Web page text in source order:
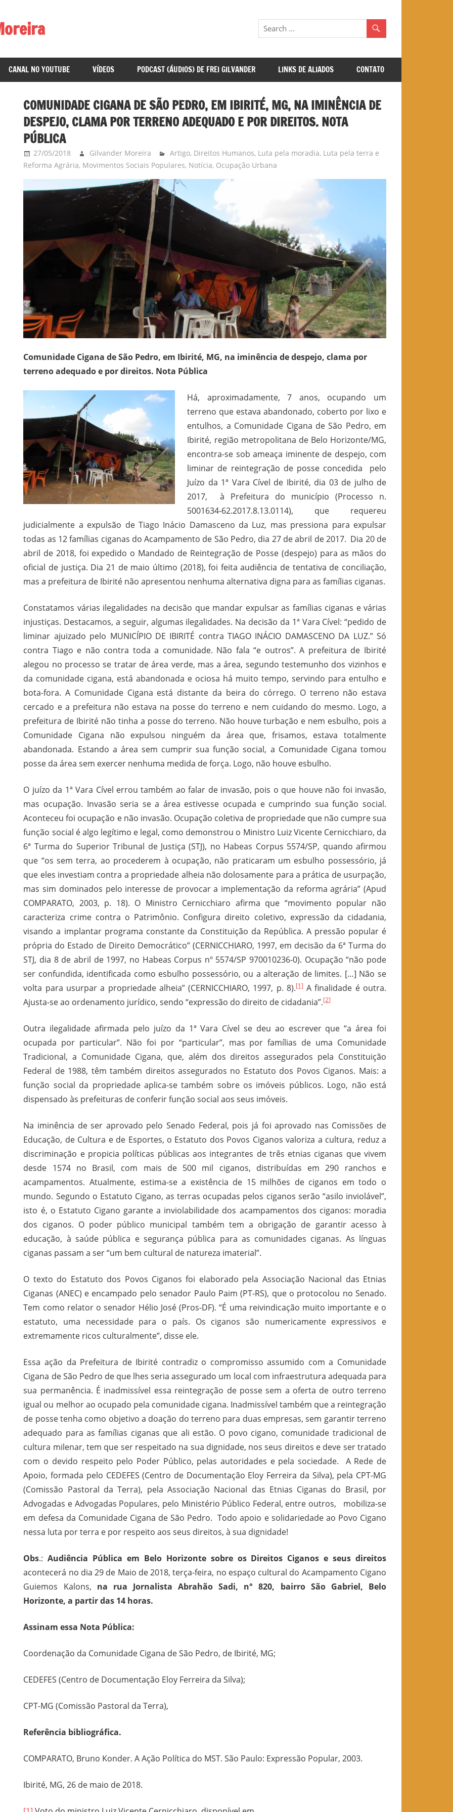
CANAL NO YOUTUBE VÍDEOS PODCAST (ÁUDIOS) DE FREI GILVANDER LINKS DE ALIADOS CONTATO
COMUNIDADE CIGANA DE SÃO PEDRO, EM IBIRITÉ, MG, NA IMINÊNCIA DE
DESPEJO, CLAMA POR TERRENO ADEQUADO E POR DIREITOS. NOTA
PÚBLICA
27/05/2018 Gilvander Moreira Artigo, Direitos Humanos, Luta pela moradia, Luta pela terra e
Reforma Agrária, Movimentos Sociais Populares, Notícia, Ocupação Urbana
Comunidade Cigana de São Pedro, em Ibirité, MG, na iminência de despejo, clama por
terreno adequado e por direitos. Nota Pública
Há, aproximadamente, 7 anos, ocupando um
terreno que estava abandonado, coberto por lixo e
entulhos, a Comunidade Cigana de São Pedro, em
Ibirité, região metropolitana de Belo Horizonte/MG,
encontra-se sob ameaça iminente de despejo, com
liminar de reintegração de posse concedida pelo
Juízo da 1ª Vara Cível de Ibirité, dia 03 de julho de
2017, à Prefeitura do município (Processo n.
5001634-62.2017.8.13.0114), que requereu
judicialmente a expulsão de Tiago Inácio Damasceno da Luz, mas pressiona para expulsar
todas as 12 famílias ciganas do Acampamento de São Pedro, dia 27 de abril de 2017. Dia 20 de
abril de 2018, foi expedido o Mandado de Reintegração de Posse (despejo) para as mãos do
oficial de justiça. Dia 21 de maio último (2018), foi feita audiência de tentativa de conciliação,
mas a prefeitura de Ibirité não apresentou nenhuma alternativa digna para as famílias ciganas.
Constatamos várias ilegalidades na decisão que mandar expulsar as famílias ciganas e várias
injustiças. Destacamos, a seguir, algumas ilegalidades. Na decisão da 1ª Vara Cível: “pedido de
liminar ajuizado pelo MUNICÍPIO DE IBIRITÉ contra TIAGO INÁCIO DAMASCENO DA LUZ.” Só
contra Tiago e não contra toda a comunidade. Não fala “e outros”. A prefeitura de Ibirité
alegou no processo se tratar de área verde, mas a área, segundo testemunho dos vizinhos e
da comunidade cigana, está abandonada e ociosa há muito tempo, servindo para entulho e
bota-fora. A Comunidade Cigana está distante da beira do córrego. O terreno não estava
cercado e a prefeitura não estava na posse do terreno e nem cuidando do mesmo. Logo, a
prefeitura de Ibirité não tinha a posse do terreno. Não houve turbação e nem esbulho, pois a
Comunidade Cigana não expulsou ninguém da área que, frisamos, estava totalmente
abandonada. Estando a área sem cumprir sua função social, a Comunidade Cigana tomou
posse da área sem exercer nenhuma medida de força. Logo, não houve esbulho.
O juízo da 1ª Vara Cível errou também ao falar de invasão, pois o que houve não foi invasão,
mas ocupação. Invasão seria se a área estivesse ocupada e cumprindo sua função social.
Aconteceu foi ocupação e não invasão. Ocupação coletiva de propriedade que não cumpre sua
função social é algo legítimo e legal, como demonstrou o Ministro Luiz Vicente Cernicchiaro, da
6ª Turma do Superior Tribunal de Justiça (STJ), no Habeas Corpus 5574/SP, quando afirmou
que “os sem terra, ao procederem à ocupação, não praticaram um esbulho possessório, já
que eles investiam contra a propriedade alheia não dolosamente para a prática de usurpação,
mas sim dominados pelo interesse de provocar a implementação da reforma agrária” (Apud
COMPARATO, 2003, p. 18). O Ministro Cernicchiaro afirma que “movimento popular não
caracteriza crime contra o Patrimônio. Configura direito coletivo, expressão da cidadania,
visando a implantar programa constante da Constituição da República. A pressão popular é
própria do Estado de Direito Democrático” (CERNICCHIARO, 1997, em decisão da 6ª Turma do
STJ, dia 8 de abril de 1997, no Habeas Corpus nº 5574/SP 970010236-0). Ocupação “não pode
ser confundida, identificada como esbulho possessório, ou a alteração de limites. […] Não se
volta para usurpar a propriedade alheia” (CERNICCHIARO, 1997, p. 8).[1] A finalidade é outra.
Ajusta-se ao ordenamento jurídico, sendo “expressão do direito de cidadania”.[2]
Outra ilegalidade afirmada pelo juízo da 1ª Vara Cível se deu ao escrever que “a área foi
ocupada por particular”. Não foi por “particular”, mas por famílias de uma Comunidade
Tradicional, a Comunidade Cigana, que, além dos direitos assegurados pela Constituição
Federal de 1988, têm também direitos assegurados no Estatuto dos Povos Ciganos. Mais: a
função social da propriedade aplica-se também sobre os imóveis públicos. Logo, não está
dispensado às prefeituras de conferir função social aos seus imóveis.
Na iminência de ser aprovado pelo Senado Federal, pois já foi aprovado nas Comissões de
Educação, de Cultura e de Esportes, o Estatuto dos Povos Ciganos valoriza a cultura, reduz a
discriminação e propicia políticas públicas aos integrantes de três etnias ciganas que vivem
desde 1574 no Brasil, com mais de 500 mil ciganos, distribuídas em 290 ranchos e
acampamentos. Atualmente, estima-se a existência de 15 milhões de ciganos em todo o
mundo. Segundo o Estatuto Cigano, as terras ocupadas pelos ciganos serão “asilo inviolável”,
isto é, o Estatuto Cigano garante a inviolabilidade dos acampamentos dos ciganos: moradia
dos ciganos. O poder público municipal também tem a obrigação de garantir acesso à
educação, à saúde pública e segurança pública para as comunidades ciganas. As línguas
ciganas passam a ser “um bem cultural de natureza imaterial”.
O texto do Estatuto dos Povos Ciganos foi elaborado pela Associação Nacional das Etnias
Ciganas (ANEC) e encampado pelo senador Paulo Paim (PT-RS), que o protocolou no Senado.
Tem como relator o senador Hélio José (Pros-DF). “É uma reivindicação muito importante e o
estatuto, uma necessidade para o país. Os ciganos são numericamente expressivos e
extremamente ricos culturalmente”, disse ele.
Essa ação da Prefeitura de Ibirité contradiz o compromisso assumido com a Comunidade
Cigana de São Pedro de que lhes seria assegurado um local com infraestrutura adequada para
sua permanência. É inadmissível essa reintegração de posse sem a oferta de outro terreno
igual ou melhor ao ocupado pela comunidade cigana. Inadmissível também que a reintegração
de posse tenha como objetivo a doação do terreno para duas empresas, sem garantir terreno
adequado para as famílias ciganas que ali estão. O povo cigano, comunidade tradicional de
cultura milenar, tem que ser respeitado na sua dignidade, nos seus direitos e deve ser tratado
com o devido respeito pelo Poder Público, pelas autoridades e pela sociedade. A Rede de
Apoio, formada pelo CEDEFES (Centro de Documentação Eloy Ferreira da Silva), pela CPT-MG
(Comissão Pastoral da Terra), pela Associação Nacional das Etnias Ciganas do Brasil, por
Advogadas e Advogadas Populares, pelo Ministério Público Federal, entre outros, mobiliza-se
em defesa da Comunidade Cigana de São Pedro. Todo apoio e solidariedade ao Povo Cigano
nessa luta por terra e por respeito aos seus direitos, à sua dignidade!
Obs.:Audiência Pública em Belo Horizonte sobre os Direitos Ciganos e seus direitos
acontecerá no dia 29 de Maio de 2018, terça-feira, no espaço cultural do Acampamento Cigano
Guiemos Kalons, na rua Jornalista Abrahão Sadi, n° 820, bairro São Gabriel, Belo
Horizonte, a partir das 14 horas.
Assinam essa Nota Pública:
Coordenação da Comunidade Cigana de São Pedro, de Ibirité, MG;
CEDEFES (Centro de Documentação Eloy Ferreira da Silva);
CPT-MG (Comissão Pastoral da Terra),
Referência bibliográfica.
COMPARATO, Bruno Konder. A Ação Política do MST. São Paulo: Expressão Popular, 2003.
Ibirité, MG, 26 de maio de 2018.